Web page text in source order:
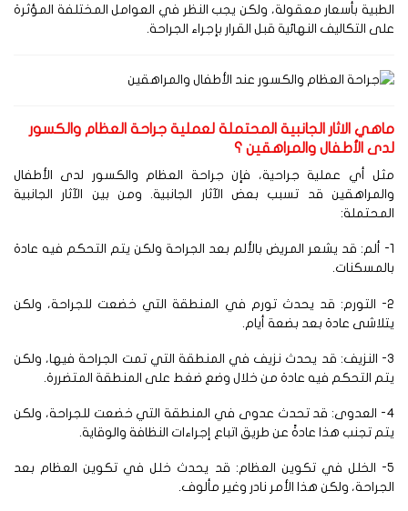
بأسعار معقولة، ولكن يجب النظر في العوامل المختلفة المؤثرة
التكاليف النهائية قبل القرار بإجراء الجراحة.
الاثار الجانبية المحتملة لعملية جراحة العظام والكسور
الأطفال والمراهقين ؟
أي عملية جراحية، فإن جراحة العظام والكسور لدى الأطفال
قد تسبب بعض الآثار الجانبية. ومن بين الآثار الجانبية
ألم: قد يشعر المريض بالألم بعد الجراحة ولكن يتم التحكم فيه عادة
2- التورم: قد يحدث تورم في المنطقة التي خضعت للجراحة، ولكن
عادة بعد بضعة أيام.
3- النزيف: قد يحدث نزيف في المنطقة التي تمت الجراحة فيها، ولكن
التحكم فيه عادة من خلال وضع ضغط على المنطقة المتضررة.
4- العدوى: قد تحدث عدوى في المنطقة التي خضعت للجراحة، ولكن
تجنب هذا عادةً عن طريق اتباع إجراءات النظافة والوقاية.
5- الخلل في تكوين العظام: قد يحدث خلل في تكوين العظام بعد
ولكن هذا الأمر نادر وغير مألوف.